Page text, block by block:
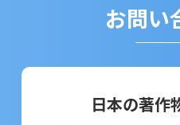
お問い
日本の著作